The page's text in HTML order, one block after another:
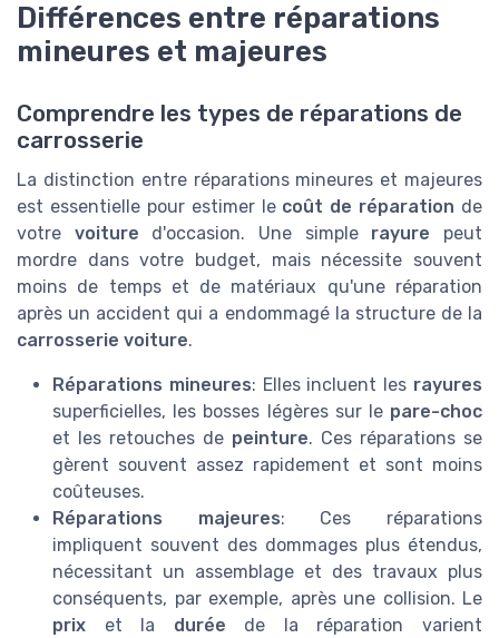
Différences entre réparations
mineures et majeures
Comprendre les types de réparations de
carrosserie
La distinction entre réparations mineures et majeures
est essentielle pour estimer le coût de réparation de
votre voiture d'occasion. Une simple rayure peut
mordre dans votre budget, mais nécessite souvent
moins de temps et de matériaux qu'une réparation
après un accident qui a endommagé la structure de la
carrosserie voiture.
Réparations mineures: Elles incluent les rayures
superficielles, les bosses légères sur le pare-choc
et les retouches de peinture. Ces réparations se
gèrent souvent assez rapidement et sont moins
coûteuses.
Réparations majeures: Ces réparations
impliquent souvent des dommages plus étendus,
nécessitant un assemblage et des travaux plus
conséquents, par exemple, après une collision. Le
prix et la durée de la réparation varient